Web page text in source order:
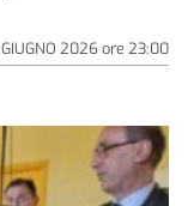
2026ore 23:00